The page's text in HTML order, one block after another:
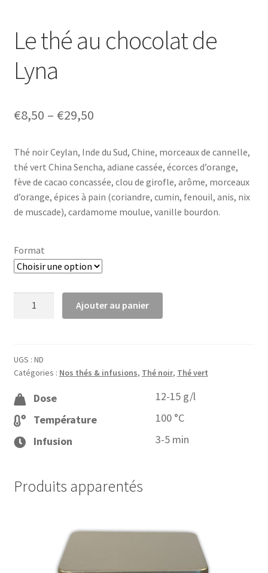
Le thé au chocolat de
Lyna
€8,50 – €29,50
Thé noir Ceylan, Inde du Sud, Chine, morceaux de cannelle,
thé vert China Sencha, adiane cassée, écorces d’orange,
fève de cacao concassée, clou de girofle, arôme, morceaux
d’orange, épices à pain (coriandre, cumin, fenouil, anis, nix
de muscade), cardamome moulue, vanille bourdon.
Format
au
chocolat
Lyna
Ajouter au panier
UGS : ND
Catégories : Nos thés & infusions, Thé noir, Thé vert
Dose
12-15 g/l
Température
100 °C
Infusion
3-5 min
Produits apparentés